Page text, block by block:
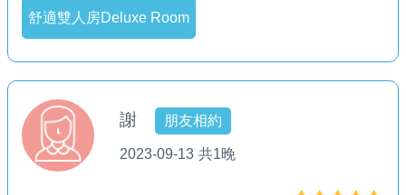
舒適雙人房Deluxe Room
謝 朋友相約
2023-09-13 共1晚